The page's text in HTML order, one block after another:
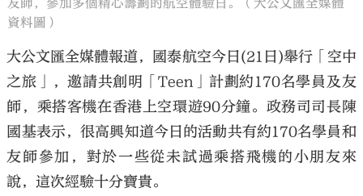
友師，參加多個精心籌劃的航空體驗日。（大公文匯全媒體
資料圖）
大公文匯全媒體報道，國泰航空今日(21日)舉行「空中
之旅」，邀請共創明「Teen」計劃約170名學員及友
師，乘搭客機在香港上空環遊90分鐘。政務司司長陳
國基表示，很高興知道今日的活動共有約170名學員和
友師參加，對於一些從未試過乘搭飛機的小朋友來
說，這次經驗十分寶貴。